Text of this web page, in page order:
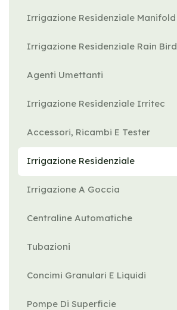
Irrigazione Residenziale Manifold
Irrigazione Residenziale Rain Bird
Agenti Umettanti
Irrigazione Residenziale Irritec
Accessori, Ricambi E Tester
Irrigazione Residenziale
Irrigazione A Goccia
Centraline Automatiche
Tubazioni
Concimi Granulari E Liquidi
Pompe Di Superficie